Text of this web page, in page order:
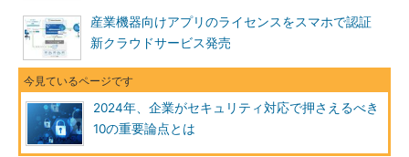
産業機器向けアプリのライセンスをスマホで認証
新クラウドサービス発売
2024年、企業がセキュリティ対応で押さえるべき
10の重要論点とは